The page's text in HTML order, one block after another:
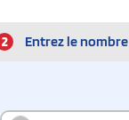
2 Entrez le